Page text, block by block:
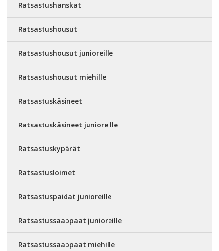
Ratsastushanskat
Ratsastushousut
Ratsastushousut junioreille
Ratsastushousut miehille
Ratsastuskäsineet
Ratsastuskäsineet junioreille
Ratsastuskypärät
Ratsastusloimet
Ratsastuspaidat junioreille
Ratsastussaappaat junioreille
Ratsastussaappaat miehille